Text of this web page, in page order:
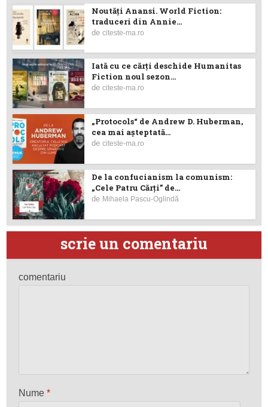
Noutăţi Anansi. World Fiction:
traduceri din Annie...
deciteste-ma.ro
Iată cu ce cărţi deschide Humanitas
Fiction noul sezon...
deciteste-ma.ro
„Protocols“ de Andrew D. Huberman,
cea mai așteptată...
deciteste-ma.ro
De la confucianism la comunism:
„Cele Patru Cărți” de...
de Mihaela Pascu-Oglindă
scrie un comentariu
comentariu
Nume*